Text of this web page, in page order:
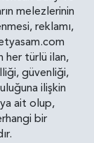
melezlerinin
reklamı,
her türlü ilan,
güvenliği,
ilişkin
ait olup,
bir